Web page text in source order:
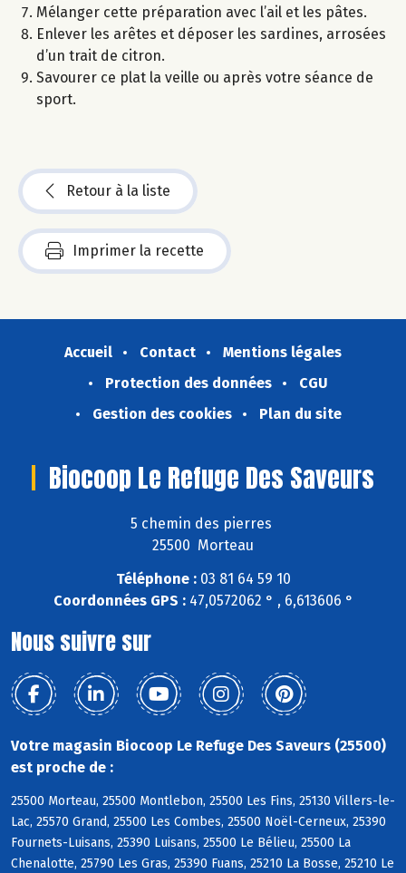
Mélanger cette préparation avec l’ail et les pâtes.
Enlever les arêtes et déposer les sardines, arrosées
d’un trait de citron.
Savourer ce plat la veille ou après votre séance de
sport.
Retour à la liste
Imprimer la recette
Accueil Contact
Mentions légales
Protection des données
CGU
Gestion des cookies
Plan du site
Biocoop Le Refuge Des Saveurs
5 chemin des pierres
25500 Morteau
Téléphone :03 81 64 59 10
Coordonnées GPS :47,0572062 ° , 6,613606 °
Nous suivre sur
Votre magasin Biocoop Le Refuge Des Saveurs (25500)
est proche de :
25500 Morteau, 25500 Montlebon, 25500 Les Fins, 25130 Villers-le-
Lac, 25570 Grand, 25500 Les Combes, 25500 Noël-Cerneux, 25390
Fournets-Luisans, 25390 Luisans, 25500 Le Bélieu, 25500 La
Chenalotte, 25790 Les Gras, 25390 Fuans, 25210 La Bosse, 25210 Le